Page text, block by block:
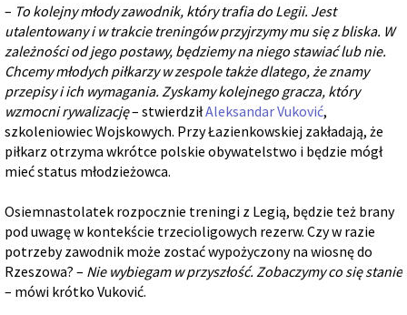
– To kolejny młody zawodnik, który trafia do Legii. Jest
utalentowany i w trakcie treningów przyjrzymy mu się z bliska. W
zależności od jego postawy, będziemy na niego stawiać lub nie.
Chcemy młodych piłkarzy w zespole także dlatego, że znamy
przepisy i ich wymagania. Zyskamy kolejnego gracza, który
wzmocni rywalizację– stwierdziłAleksandar Vuković,
szkoleniowiec Wojskowych. Przy Łazienkowskiej zakładają, że
piłkarz otrzyma wkrótce polskie obywatelstwo i będzie mógł
mieć status młodzieżowca.
Osiemnastolatek rozpocznie treningi z Legią, będzie też brany
pod uwagę w kontekście trzecioligowych rezerw. Czy w razie
potrzeby zawodnik może zostać wypożyczony na wiosnę do
Rzeszowa? – Nie wybiegam w przyszłość. Zobaczymy co się stanie
– mówi krótko Vuković.